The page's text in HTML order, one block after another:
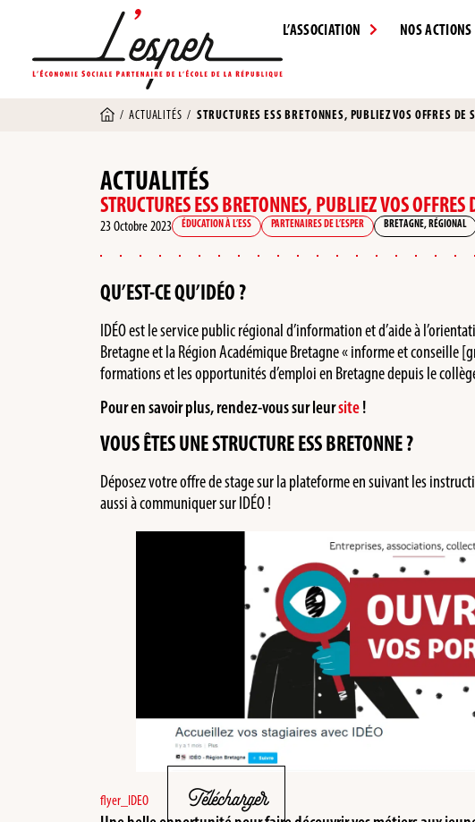
L’ASSOCIATION NOS ACTIONS
/ACTUALITÉS / STRUCTURES ESS BRETONNES, PUBLIEZ VOS OFFRES DE
ACTUALITÉS
STRUCTURES ESS BRETONNES, PUBLIEZ VOS OFFRES
23 Octobre 2023 ÉDUCATION À L’ESS PARTENAIRES DE L’ESPER BRETAGNE,RÉGIONAL
QU’EST-CE QU’IDÉO ?
IDÉO est le service public régional d’information et d’aide à
Bretagne et la Région Académique Bretagne « informe et conseille
formations et les opportunités d’emploi en Bretagne depuis le
Pour en savoir plus, rendez-vous sur leursite!
VOUS ÊTES UNE STRUCTURE ESS BRETONNE ?
Déposez votre offre de stage sur la plateforme en suivant les
aussi à communiquer sur IDÉO !
flyer_IDEO Télécharger